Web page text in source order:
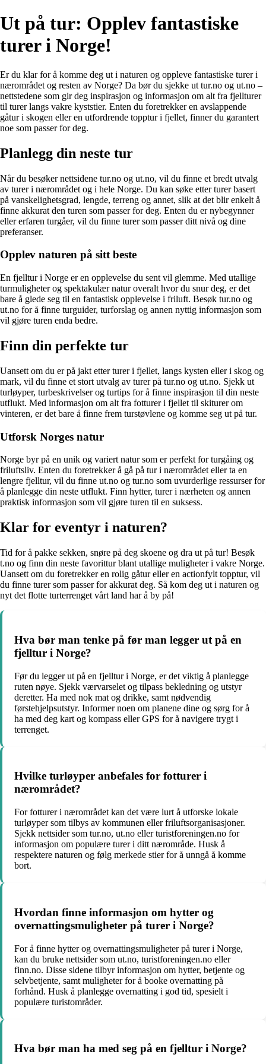
Ut på tur: Opplev fantastiske
turer i Norge!
Er du klar for å komme deg ut i naturen og oppleve fantastiske turer i
nærområdet og resten av Norge? Da bør du sjekke ut tur.no og ut.no –
nettstedene som gir deg inspirasjon og informasjon om alt fra fjellturer
til turer langs vakre kyststier. Enten du foretrekker en avslappende
gåtur i skogen eller en utfordrende topptur i fjellet, finner du garantert
noe som passer for deg.
Planlegg din neste tur
Når du besøker nettsidene tur.no og ut.no, vil du finne et bredt utvalg
av turer i nærområdet og i hele Norge. Du kan søke etter turer basert
på vanskelighetsgrad, lengde, terreng og annet, slik at det blir enkelt å
finne akkurat den turen som passer for deg. Enten du er nybegynner
eller erfaren turgåer, vil du finne turer som passer ditt nivå og dine
preferanser.
Opplev naturen på sitt beste
En fjelltur i Norge er en opplevelse du sent vil glemme. Med utallige
turmuligheter og spektakulær natur overalt hvor du snur deg, er det
bare å glede seg til en fantastisk opplevelse i friluft. Besøk tur.no og
ut.no for å finne turguider, turforslag og annen nyttig informasjon som
vil gjøre turen enda bedre.
Finn din perfekte tur
Uansett om du er på jakt etter turer i fjellet, langs kysten eller i skog og
mark, vil du finne et stort utvalg av turer på tur.no og ut.no. Sjekk ut
turløyper, turbeskrivelser og turtips for å finne inspirasjon til din neste
utflukt. Med informasjon om alt fra fotturer i fjellet til skiturer om
vinteren, er det bare å finne frem turstøvlene og komme seg ut på tur.
Utforsk Norges natur
Norge byr på en unik og variert natur som er perfekt for turgåing og
friluftsliv. Enten du foretrekker å gå på tur i nærområdet eller ta en
lengre fjelltur, vil du finne ut.no og tur.no som uvurderlige ressurser for
å planlegge din neste utflukt. Finn hytter, turer i nærheten og annen
praktisk informasjon som vil gjøre turen til en suksess.
Klar for eventyr i naturen?
Tid for å pakke sekken, snøre på deg skoene og dra ut på tur! Besøk
t.no og finn din neste favorittur blant utallige muligheter i vakre Norge.
Uansett om du foretrekker en rolig gåtur eller en actionfylt topptur, vil
du finne turer som passer for akkurat deg. Så kom deg ut i naturen og
nyt det flotte turterrenget vårt land har å by på!
Hva bør man tenke på før man legger ut på en
fjelltur i Norge?
Før du legger ut på en fjelltur i Norge, er det viktig å planlegge
ruten nøye. Sjekk værvarselet og tilpass bekledning og utstyr
deretter. Ha med nok mat og drikke, samt nødvendig
førstehjelpsutstyr. Informer noen om planene dine og sørg for å
ha med deg kart og kompass eller GPS for å navigere trygt i
terrenget.
Hvilke turløyper anbefales for fotturer i
nærområdet?
For fotturer i nærområdet kan det være lurt å utforske lokale
turløyper som tilbys av kommunen eller friluftsorganisasjoner.
Sjekk nettsider som tur.no, ut.no eller turistforeningen.no for
informasjon om populære turer i ditt nærområde. Husk å
respektere naturen og følg merkede stier for å unngå å komme
bort.
Hvordan finne informasjon om hytter og
overnattingsmuligheter på turer i Norge?
For å finne hytter og overnattingsmuligheter på turer i Norge,
kan du bruke nettsider som ut.no, turistforeningen.no eller
finn.no. Disse sidene tilbyr informasjon om hytter, betjente og
selvbetjente, samt muligheter for å booke overnatting på
forhånd. Husk å planlegge overnatting i god tid, spesielt i
populære turistområder.
Hva bør man ha med seg på en fjelltur i Norge?